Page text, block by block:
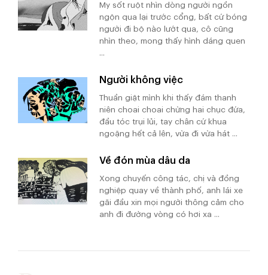
My sốt ruột nhìn dòng người ngồn
ngộn qua lại trước cổng, bất cứ bóng
người đi bộ nào lướt qua, cô cũng
nhìn theo, mong thấy hình dáng quen
...
Người không việc
Thuần giật mình khi thấy đám thanh
niên choai choai chừng hai chục đứa,
đầu tóc trụi lủi, tay chân cứ khua
ngoặng hết cả lên, vừa đi vừa hát ...
Về đón mùa dâu da
Xong chuyến công tác, chị và đồng
nghiệp quay về thành phố, anh lái xe
gãi đầu xin mọi người thông cảm cho
anh đi đường vòng có hơi xa ...